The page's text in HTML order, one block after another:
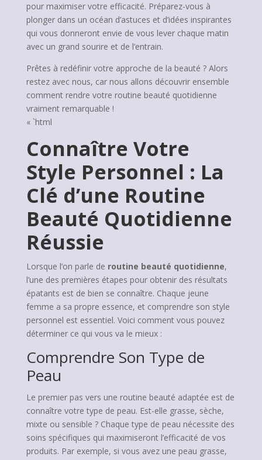
pour maximiser votre efficacité. Préparez-vous à
plonger dans un océan d’astuces et d’idées inspirantes
qui vous donneront envie de vous lever chaque matin
avec un grand sourire et de l’entrain.
Prêtes à redéfinir votre approche de la beauté ? Alors
restez avec nous, car nous allons découvrir ensemble
comment rendre votre routine beauté quotidienne
vraiment remarquable !
« `html
Connaître Votre
Style Personnel : La
Clé d’une Routine
Beauté Quotidienne
Réussie
Lorsque l’on parle de routine beauté quotidienne,
l’une des premières étapes pour obtenir des résultats
épatants est de bien se connaître. Chaque jeune
femme a sa propre essence, et comprendre son style
personnel est essentiel. Voici comment vous pouvez
déterminer ce qui vous va le mieux :
Comprendre Son Type de
Peau
Le premier pas vers une routine beauté adaptée est de
connaître votre type de peau. Est-elle grasse, sèche,
mixte ou sensible ? Chaque type de peau nécessite des
soins spécifiques qui maximiseront l’efficacité de vos
produits. Par exemple, si vous avez une peau grasse,